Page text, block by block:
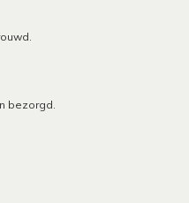
bezorgd.